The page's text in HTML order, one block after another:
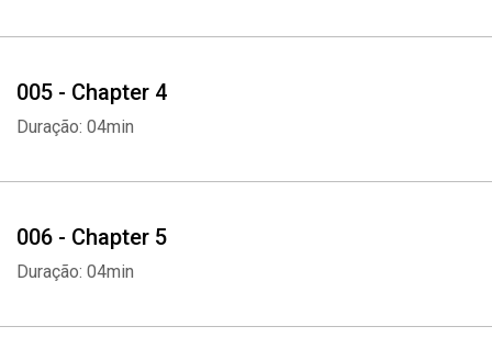
005 - Chapter 4
Duração: 04min
006 - Chapter 5
Duração: 04min